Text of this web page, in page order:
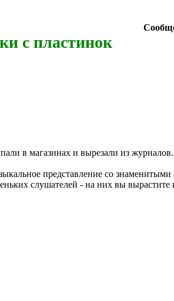
с пластинок
в магазинах и вырезали из
представление со
слушателей - на них вы